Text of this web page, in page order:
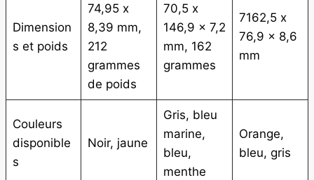
Dimension
s et poids
74,95 x
8,39 mm,
212
grammes
de poids
70,5 x
146,9 x 7,2
mm, 162
grammes
7162,5 x
76,9 x 8,6
mm
Couleurs
disponible
s
Noir, jaune
Gris, bleu
marine,
bleu,
menthe
Orange,
bleu, gris